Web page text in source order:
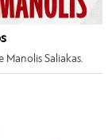
Manolis Saliakas.